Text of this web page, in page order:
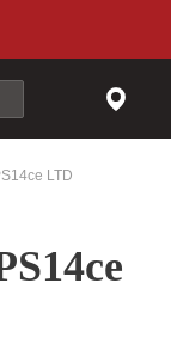
LTD